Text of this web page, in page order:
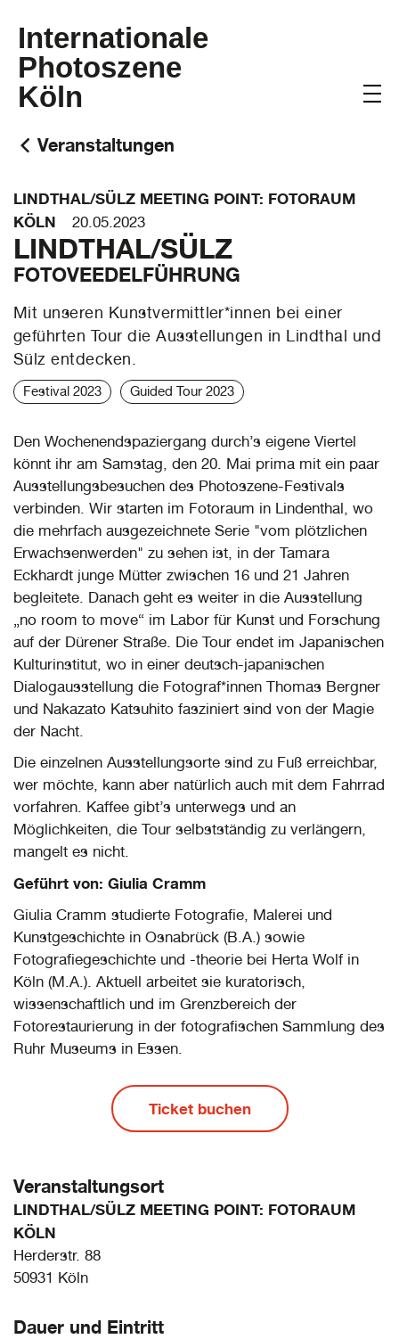
Internationale
Photoszene
Köln
Veranstaltungen
LINDTHAL/SÜLZ MEETING POINT: FOTORAUM
KÖLN
20.05.2023
LINDTHAL/SÜLZ
FOTOVEEDELFÜHRUNG
Mit unseren Kunstvermittler*innen bei einer
geführten Tour die Ausstellungen in Lindthal und
Sülz entdecken.
Festival 2023 Guided Tour 2023
Den Wochenendspaziergang durch’s eigene Viertel
könnt ihr am Samstag, den 20. Mai prima mit ein paar
Ausstellungsbesuchen des Photoszene-Festivals
verbinden. Wir starten im Fotoraum in Lindenthal, wo
die mehrfach ausgezeichnete Serie "vom plötzlichen
Erwachsenwerden" zu sehen ist, in der Tamara
Eckhardt junge Mütter zwischen 16 und 21 Jahren
begleitete. Danach geht es weiter in die Ausstellung
„no room to move“ im Labor für Kunst und Forschung
auf der Dürener Straße. Die Tour endet im Japanischen
Kulturinstitut, wo in einer deutsch-japanischen
Dialogausstellung die Fotograf*innen Thomas Bergner
und Nakazato Katsuhito fasziniert sind von der Magie
der Nacht.
Die einzelnen Ausstellungsorte sind zu Fuß erreichbar,
wer möchte, kann aber natürlich auch mit dem Fahrrad
vorfahren. Kaffee gibt’s unterwegs und an
Möglichkeiten, die Tour selbstständig zu verlängern,
mangelt es nicht.
Geführt von: Giulia Cramm
Giulia Cramm studierte Fotografie, Malerei und
Kunstgeschichte in Osnabrück (B.A.) sowie
Fotografiegeschichte und -theorie bei Herta Wolf in
Köln (M.A.). Aktuell arbeitet sie kuratorisch,
wissenschaftlich und im Grenzbereich der
Fotorestaurierung in der fotografischen Sammlung des
Ruhr Museums in Essen.
Ticket buchen
Veranstaltungsort
LINDTHAL/SÜLZ MEETING POINT: FOTORAUM
KÖLN
Herderstr. 88
50931 Köln
Dauer und Eintritt